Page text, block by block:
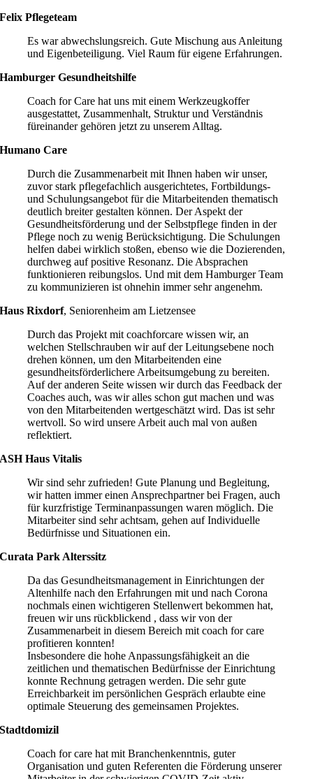
Felix Pflegeteam
Es war abwechslungsreich. Gute Mischung aus Anleitung
und Eigenbeteiligung. Viel Raum für eigene Erfahrungen.
Hamburger Gesundheitshilfe
Coach for Care hat uns mit einem Werkzeugkoffer
ausgestattet, Zusammenhalt, Struktur und Verständnis
füreinander gehören jetzt zu unserem Alltag.
Humano Care
Durch die Zusammenarbeit mit Ihnen haben wir unser,
zuvor stark pflegefachlich ausgerichtetes, Fortbildungs-
und Schulungsangebot für die Mitarbeitenden thematisch
deutlich breiter gestalten können. Der Aspekt der
Gesundheitsförderung und der Selbstpflege finden in der
Pflege noch zu wenig Berücksichtigung. Die Schulungen
helfen dabei wirklich stoßen, ebenso wie die Dozierenden,
durchweg auf positive Resonanz. Die Absprachen
funktionieren reibungslos. Und mit dem Hamburger Team
zu kommunizieren ist ohnehin immer sehr angenehm.
Haus Rixdorf, Seniorenheim am Lietzensee
Durch das Projekt mit coachforcare wissen wir, an
welchen Stellschrauben wir auf der Leitungsebene noch
drehen können, um den Mitarbeitenden eine
gesundheitsförderlichere Arbeitsumgebung zu bereiten.
Auf der anderen Seite wissen wir durch das Feedback der
Coaches auch, was wir alles schon gut machen und was
von den Mitarbeitenden wertgeschätzt wird. Das ist sehr
wertvoll. So wird unsere Arbeit auch mal von außen
reflektiert.
ASH Haus Vitalis
Wir sind sehr zufrieden! Gute Planung und Begleitung,
wir hatten immer einen Ansprechpartner bei Fragen, auch
für kurzfristige Terminanpassungen waren möglich. Die
Mitarbeiter sind sehr achtsam, gehen auf Individuelle
Bedürfnisse und Situationen ein.
Curata Park Alterssitz
Da das Gesundheitsmanagement in Einrichtungen der
Altenhilfe nach den Erfahrungen mit und nach Corona
nochmals einen wichtigeren Stellenwert bekommen hat,
freuen wir uns rückblickend , dass wir von der
Zusammenarbeit in diesem Bereich mit coach for care
profitieren konnten!
Insbesondere die hohe Anpassungsfähigkeit an die
zeitlichen und thematischen Bedürfnisse der Einrichtung
konnte Rechnung getragen werden. Die sehr gute
Erreichbarkeit im persönlichen Gespräch erlaubte eine
optimale Steuerung des gemeinsamen Projektes.
Stadtdomizil
Coach for care hat mit Branchenkenntnis, guter
Organisation und guten Referenten die Förderung unserer